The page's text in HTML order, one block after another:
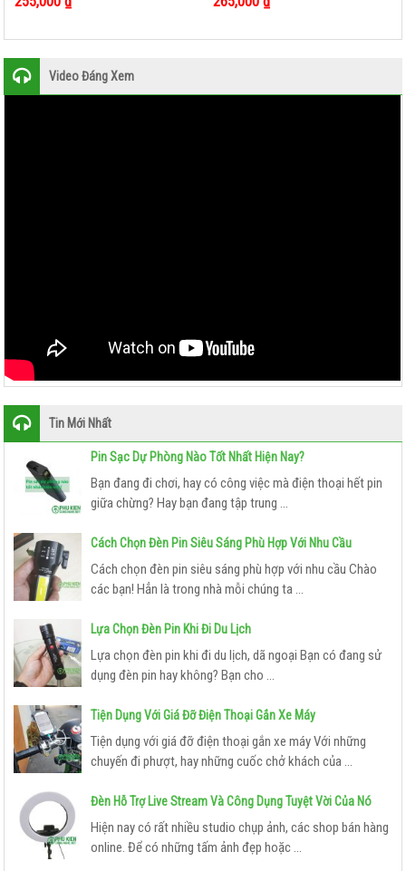
out
5
out
5
Video Đáng Xem
Tin Mới Nhất
Pin Sạc Dự Phòng Nào Tốt Nhất Hiện Nay?
Bạn đang đi chơi, hay có công việc mà điện thoại hết pin
giữa chừng? Hay bạn đang tập trung ...
Cách Chọn Đèn Pin Siêu Sáng Phù Hợp Với Nhu Cầu
Cách chọn đèn pin siêu sáng phù hợp với nhu cầu Chào
các bạn! Hẳn là trong nhà mỗi chúng ta ...
Lựa Chọn Đèn Pin Khi Đi Du Lịch
Lựa chọn đèn pin khi đi du lịch, dã ngoại Bạn có đang sử
dụng đèn pin hay không? Bạn cho ...
Tiện Dụng Với Giá Đỡ Điện Thoại Gắn Xe Máy
Tiện dụng với giá đỡ điện thoại gắn xe máy Với những
chuyến đi phượt, hay những cuốc chở khách của ...
Đèn Hỗ Trợ Live Stream Và Công Dụng Tuyệt Vời Của Nó
Hiện nay có rất nhiều studio chụp ảnh, các shop bán hàng
online. Để có những tấm ảnh đẹp hoặc ...